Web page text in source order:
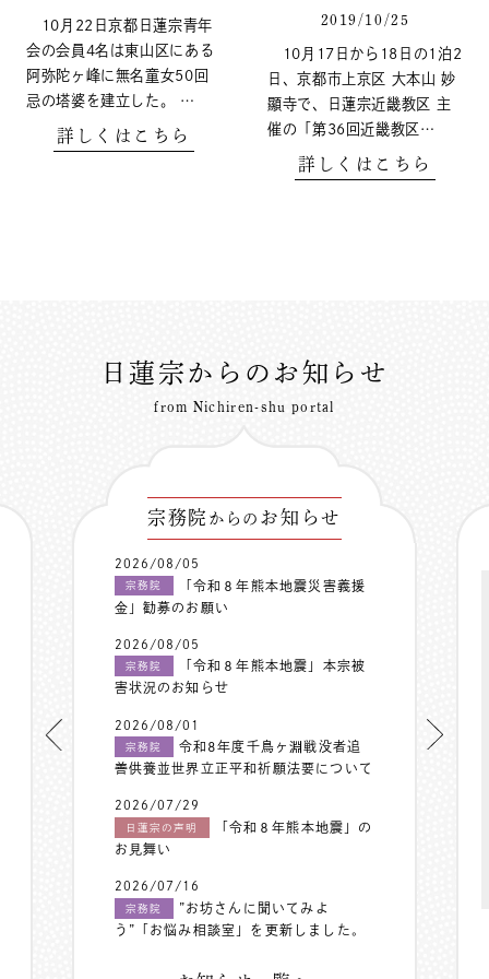
10月22日京都日蓮宗青年
会の会員4名は東山区にある
阿弥陀ヶ峰に無名童女50回
忌の塔婆を建立した。 …
詳しくはこちら
2019/10/25
10月17日から18日の1泊2
日、京都市上京区 大本山 妙
顯寺で、日蓮宗近畿教区 主
催の「第36回近畿教区…
詳しくはこちら
日蓮宗からのお知らせ
from Nichiren-shu portal
宗務院 からの お知らせ
2026/08/05
宗務院
「令和８年熊本地震災害義援
金」勧募のお願い
2026/08/05
宗務院
「令和８年熊本地震」本宗被
害状況のお知らせ
2026/08/01
宗務院
令和8年度千鳥ヶ淵戦没者追
善供養並世界立正平和祈願法要について
2026/07/29
日蓮宗の声明
「令和８年熊本地震」の
お見舞い
2026/07/16
宗務院
”お坊さんに聞いてみよ
う”「お悩み相談室」を更新しました。